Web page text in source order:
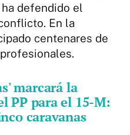
defendido el
En la
centenares de
marcará la
PP para el 15-M:
caravanas